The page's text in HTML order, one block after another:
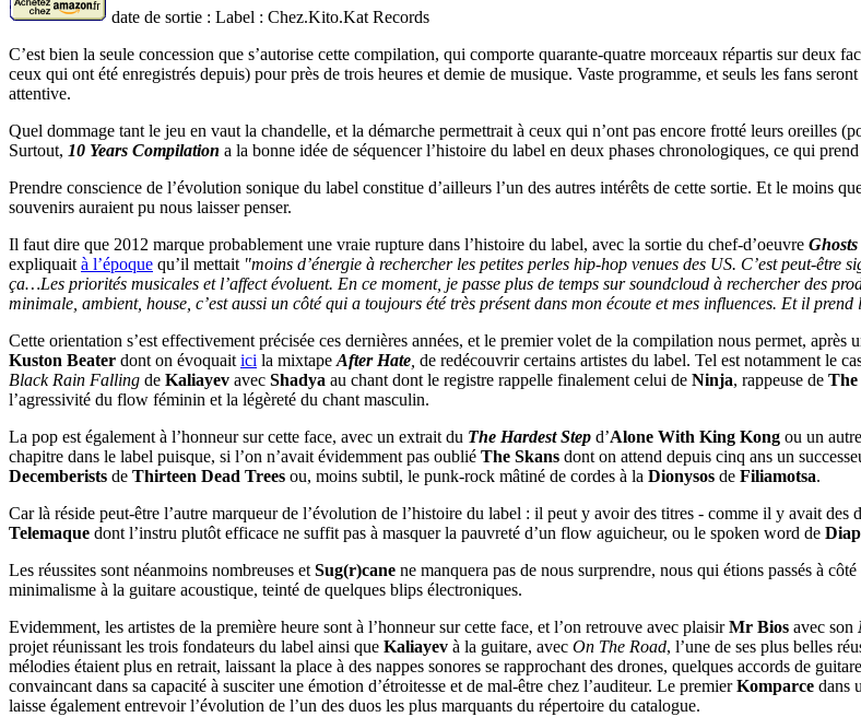
date de sortie : Label : Chez.Kito.Kat Records
C’est bien la seule concession que s’autorise cette compilation, qui comporte quarante-quatre morceaux répartis sur deux
ceux qui ont été enregistrés depuis) pour près de trois heures et demie de musique. Vaste programme, et seuls les fans
attentive.
Quel dommage tant le jeu en vaut la chandelle, et la démarche permettrait à ceux qui n’ont pas encore frotté leurs oreilles
Surtout, 10 Years Compilation a la bonne idée de séquencer l’histoire du label en deux phases chronologiques, ce qui
Prendre conscience de l’évolution sonique du label constitue d’ailleurs l’un des autres intérêts de cette sortie. Et le moins
souvenirs auraient pu nous laisser penser.
Il faut dire que 2012 marque probablement une vraie rupture dans l’histoire du label, avec la sortie du chef-d’oeuvre
expliquaità l’époque qu’il mettait "moins d’énergie à rechercher les petites perles hip-hop venues des US. C’est peut-
ça…Les priorités musicales et l’affect évoluent. En ce moment, je passe plus de temps sur soundcloud à rechercher des
minimale, ambient, house, c’est aussi un côté qui a toujours été très présent dans mon écoute et mes influences. Et il prend
Cette orientation s’est effectivement précisée ces dernières années, et le premier volet de la compilation nous permet, après
Kuston Beater dont on évoquaitici la mixtapeAfter Hate, de redécouvrir certains artistes du label. Tel est notamment le
Black Rain Falling de Kaliayev avec Shadya au chant dont le registre rappelle finalement celui de Ninja, rappeuse de The
l’agressivité du flow féminin et la légèreté du chant masculin.
La pop est également à l’honneur sur cette face, avec un extrait du The Hardest Step d’Alone With King Kong ou un
chapitre dans le label puisque, si l’on n’avait évidemment pas oublié The Skans dont on attend depuis cinq ans un
Decemberists de Thirteen Dead Trees ou, moins subtil, le punk-rock mâtiné de cordes à la Dionysos de Filiamotsa.
Car là réside peut-être l’autre marqueur de l’évolution de l’histoire du label : il peut y avoir des titres - comme il y avait des
Telemaque dont l’instru plutôt efficace ne suffit pas à masquer la pauvreté d’un flow aguicheur, ou le spoken word de
Les réussites sont néanmoins nombreuses etSug(r)cane ne manquera pas de nous surprendre, nous qui étions passés à côté
minimalisme à la guitare acoustique, teinté de quelques blips électroniques.
Evidemment, les artistes de la première heure sont à l’honneur sur cette face, et l’on retrouve avec plaisirMr Bios avec son
projet réunissant les trois fondateurs du label ainsi que Kaliayev à la guitare, avec On The Road, l’une de ses plus belles
mélodies étaient plus en retrait, laissant la place à des nappes sonores se rapprochant des drones, quelques accords de
convaincant dans sa capacité à susciter une émotion d’étroitesse et de mal-être chez l’auditeur. Le premierKomparce dans
laisse également entrevoir l’évolution de l’un des duos les plus marquants du répertoire du catalogue.